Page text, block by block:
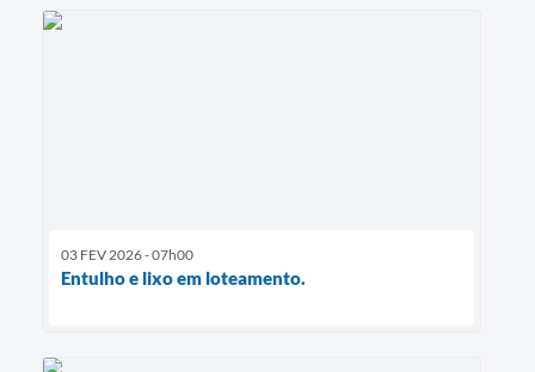
03 FEV 2026 - 07h00
Entulho e lixo em loteamento.